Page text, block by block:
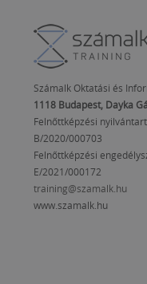
Számalk Oktatási és
1118 Budapest, Dayka
Felnőttképzési
B/2020/000703
Felnőttképzési
E/2021/000172
training@szamalk.hu
www.szamalk.hu